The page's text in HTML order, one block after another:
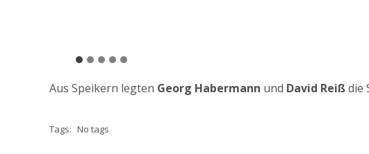
Aus Speikern legten Georg Habermann und David Reißdie
Tags: No tags